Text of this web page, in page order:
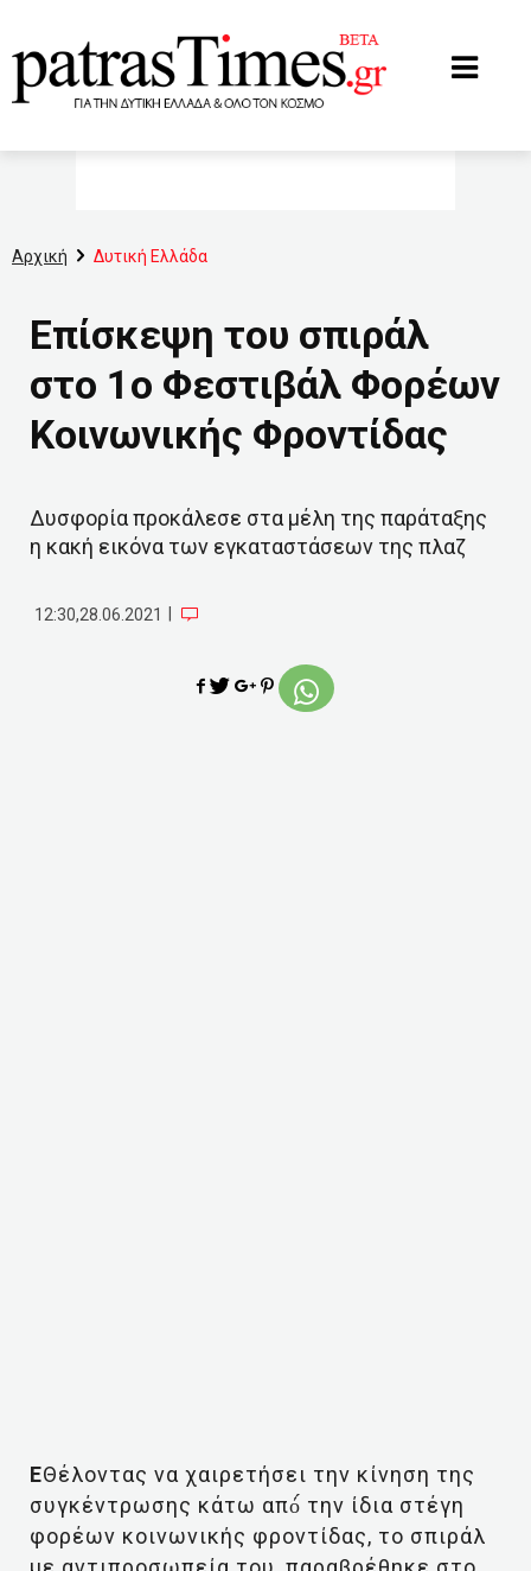
Αρχική Δυτική Ελλάδα
Επίσκεψη του σπιράλ
στο 1ο Φεστιβάλ Φορέων
Κοινωνικής Φροντίδας
Δυσφορία προκάλεσε στα μέλη της παράταξης
η κακή εικόνα των εγκαταστάσεων της πλαζ
12:30,28.06.2021
ΕΘέλοντας να χαιρετήσει την κίνηση της
συγκέντρωσης κάτω από́ την ίδια στέγη
φορέων κοινωνικής φροντίδας, το σπιράλ